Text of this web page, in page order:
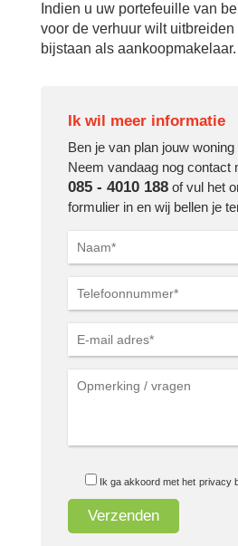
Indien u uw portefeuille van
voor de verhuur wilt
bijstaan als aankoopmakelaar.
Ik wil meer informatie
Ben je van plan jouw
Neem vandaag nog contact
085 - 4010 188of vul het
formulier in en wij bellen je
Ik ga akkoord met het privacy